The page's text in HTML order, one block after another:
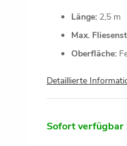
Länge: 2,5 m
Max.
Oberfläche:
Detaillierte
Sofort verfügbar